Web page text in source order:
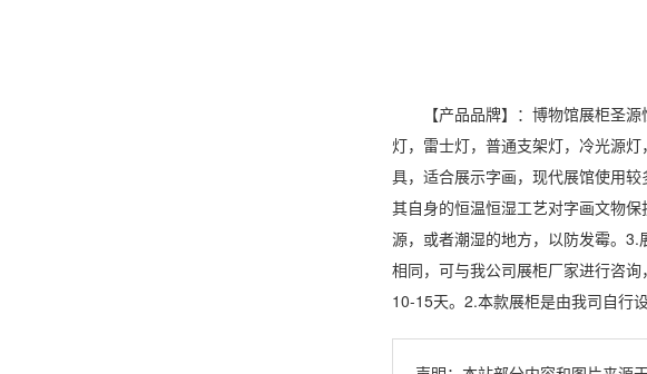
【产品品牌】：博物馆展柜圣源
灯，雷士灯，普通支架灯，冷光源
具，适合展示字画，现代展馆使用
其自身的恒温恒湿工艺对字画文物
源，或者潮湿的地方，以防发霉。
相同，可与我公司展柜厂家进行咨
10-15天。2.本款展柜是由我司自行